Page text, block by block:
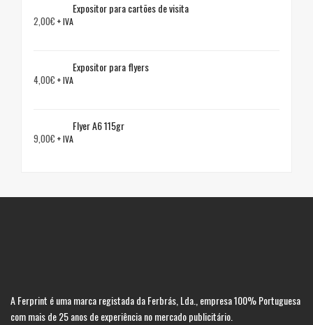
Expositor para cartões de visita
2,00€ + IVA
Expositor para flyers
4,00€ + IVA
Flyer A6 115gr
9,00€ + IVA
A Ferprint é uma marca registada da Ferbrás, Lda., empresa 100% Portuguesa
com mais de 25 anos de experiência no mercado publicitário.